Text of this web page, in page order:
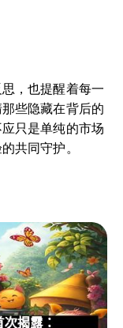
，也提醒着每一
些隐藏在背后的
只是单纯的市场
共同守护。